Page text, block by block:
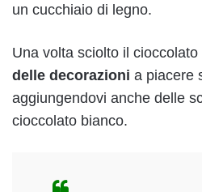
un cucchiaio di legno.
Una volta sciolto il cioccolato
delle decorazioni a piacere
aggiungendovi anche delle
cioccolato bianco.